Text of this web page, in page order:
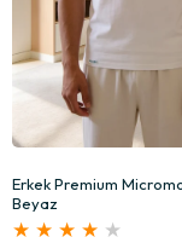
Erkek Premium
Beyaz
★ ★ ★ ★ ★